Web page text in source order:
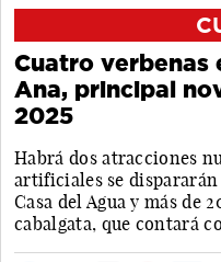
Cuatro verbenas
Ana, principal
2025
Habrá dos atracciones
artificiales se dispararán
Casa del Agua y más de
cabalgata, que contará